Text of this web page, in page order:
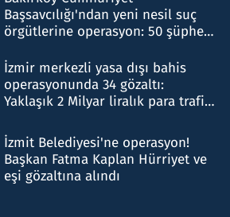
Başsavcılığı'ndan yeni nesil suç
örgütlerine operasyon: 50 şüpheli
İzmir merkezli yasa dışı bahis
operasyonunda 34 gözaltı:
Yaklaşık 2 Milyar liralık para trafiği
İzmit Belediyesi'ne operasyon!
Başkan Fatma Kaplan Hürriyet ve
eşi gözaltına alındı